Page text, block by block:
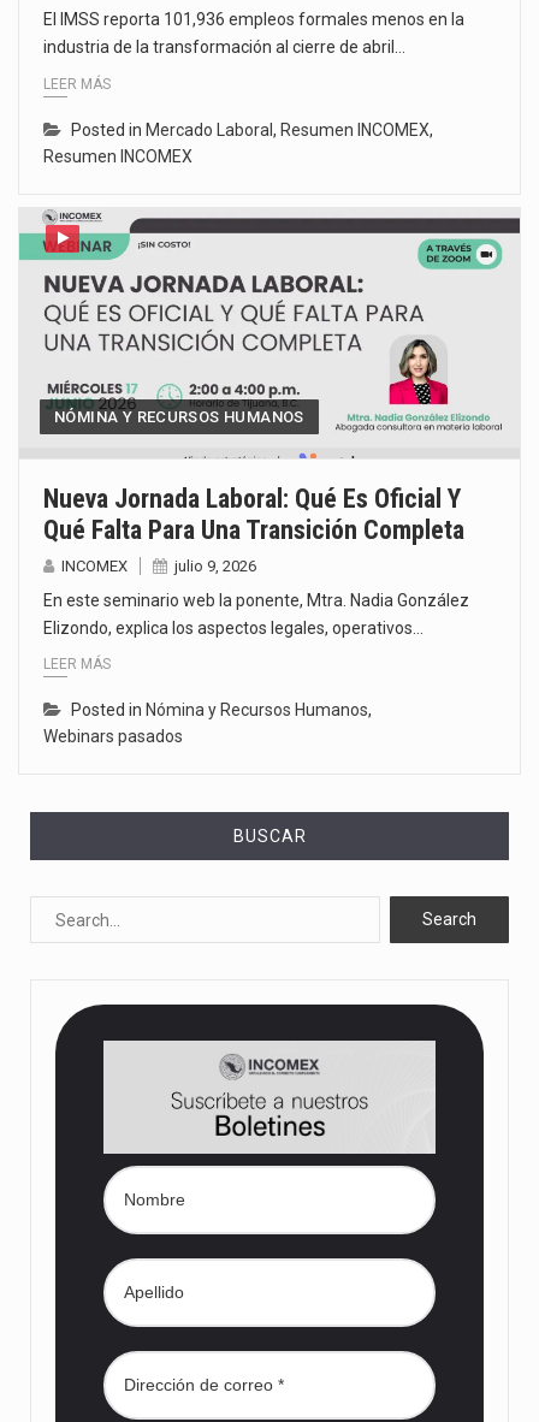
El IMSS reporta 101,936 empleos formales menos en la
industria de la transformación al cierre de abril…
LEER MÁS
Posted in Mercado Laboral , Resumen INCOMEX,
Resumen INCOMEX
NÓMINA Y RECURSOS HUMANOS
Nueva Jornada Laboral: Qué Es Oficial Y
Qué Falta Para Una Transición Completa
INCOMEX julio 9, 2026
En este seminario web la ponente, Mtra. Nadia González
Elizondo, explica los aspectos legales, operativos…
LEER MÁS
Posted in Nómina y Recursos Humanos,
Webinars pasados
BUSCAR